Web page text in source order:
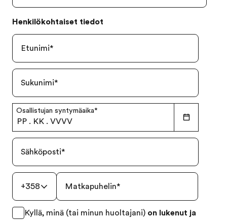
Henkilökohtaiset tiedot
Etunimi*
Sukunimi*
Osallistujan syntymäaika*
PP . KK . VVVV
Sähköposti*
+358 Matkapuhelin*
Kyllä, minä (tai minun huoltajani) on lukenut ja